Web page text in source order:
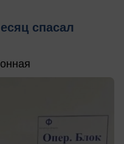
спасал